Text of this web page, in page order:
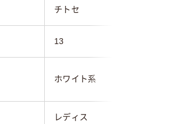
チトセ
13
ホワイト系
レディス